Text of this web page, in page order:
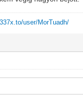
user/MorTuadh/